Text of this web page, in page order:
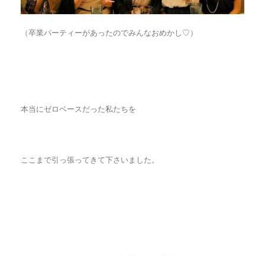
（卒業パーティーがあったのでみんなおめかし♡）
本当にゼロベースだった私たちを
ここまで引っ張ってきて下さいました。